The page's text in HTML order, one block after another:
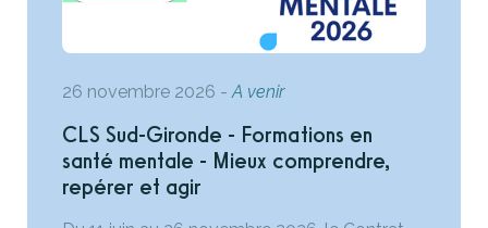
26 novembre 2026 -A venir
CLS Sud-Gironde - Formations en
santé mentale - Mieux comprendre,
repérer et agir